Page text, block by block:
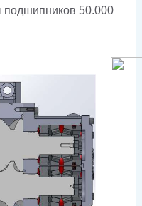
подшипников 50.000